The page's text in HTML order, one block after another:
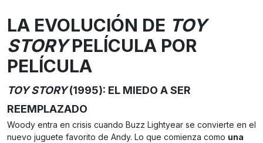
LA EVOLUCIÓN DE TOY
STORYPELÍCULA POR
PELÍCULA
TOY STORY(1995): EL MIEDO A SER
REEMPLAZADO
Woody entra en crisis cuando Buzz Lightyear se convierte en el
nuevo juguete favorito de Andy. Lo que comienza como una